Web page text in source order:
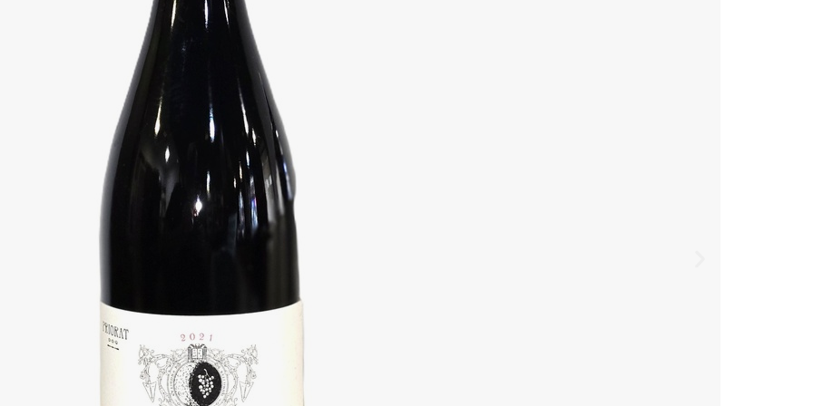
boutique que ha sabido
tiempo y lo convierte en vino.